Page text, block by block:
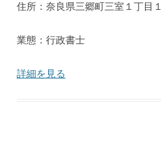
住所：奈良県三郷町三室１丁目
業態：行政書士
詳細を見る